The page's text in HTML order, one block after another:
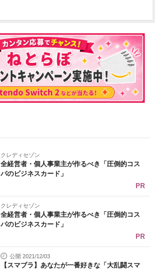
クレディセゾン
全経営者・個人事業主が作るべき「圧倒的コス
パのビジネスカード」
PR
クレディセゾン
全経営者・個人事業主が作るべき「圧倒的コス
パのビジネスカード」
PR
公開 2021/12/03
【スマブラ】あなたが一番好きな「大乱闘スマ